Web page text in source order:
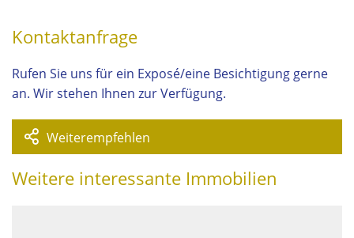
Kontaktanfrage
Rufen Sie uns für ein Exposé/eine Besichtigung gerne
an. Wir stehen Ihnen zur Verfügung.
Weiterempfehlen
Weitere interessante Immobilien